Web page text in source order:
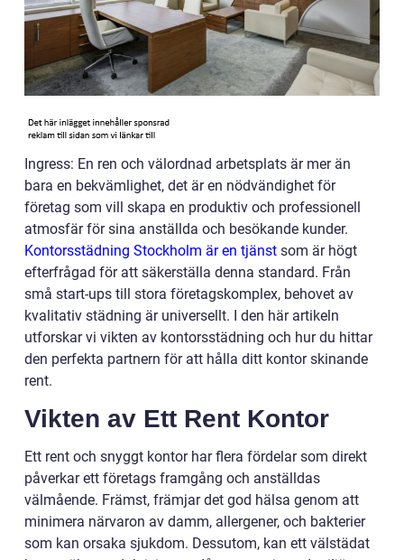
Ingress: En ren och välordnad arbetsplats är mer än
bara en bekvämlighet, det är en nödvändighet för
företag som vill skapa en produktiv och professionell
atmosfär för sina anställda och besökande kunder.
Kontorsstädning Stockholm är en tjänst som är högt
efterfrågad för att säkerställa denna standard. Från
små start-ups till stora företagskomplex, behovet av
kvalitativ städning är universellt. I den här artikeln
utforskar vi vikten av kontorsstädning och hur du hittar
den perfekta partnern för att hålla ditt kontor skinande
rent.
Vikten av Ett Rent Kontor
Ett rent och snyggt kontor har flera fördelar som direkt
påverkar ett företags framgång och anställdas
välmående. Främst, främjar det god hälsa genom att
minimera närvaron av damm, allergener, och bakterier
som kan orsaka sjukdom. Dessutom, kan ett välstädat